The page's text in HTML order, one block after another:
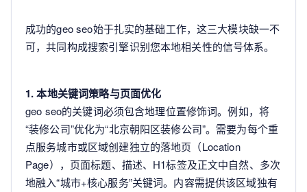
成功的geo seo始于扎实的基础工作，这三大模块缺一不
可，共同构成搜索引擎识别您本地相关性的信号体系。
1. 本地关键词策略与页面优化
geo seo的关键词必须包含地理位置修饰词。例如，将
“装修公司”优化为“北京朝阳区装修公司”。需要为每个重
点服务城市或区域创建独立的落地页（Location
Page），页面标题、描述、H1标签及正文中自然、多次
地融入“城市+核心服务”关键词。内容需提供该区域独有